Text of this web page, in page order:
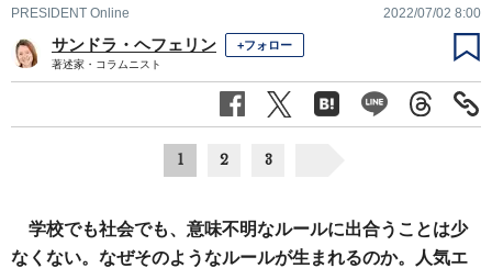
PRESIDENT Online 2022/07/02 8:00
サンドラ・ヘフェリン +フォロー
著述家・コラムニスト
1 2 3
学校でも社会でも、意味不明なルールに出合うことは少
なくない。なぜそのようなルールが生まれるのか。人気エ